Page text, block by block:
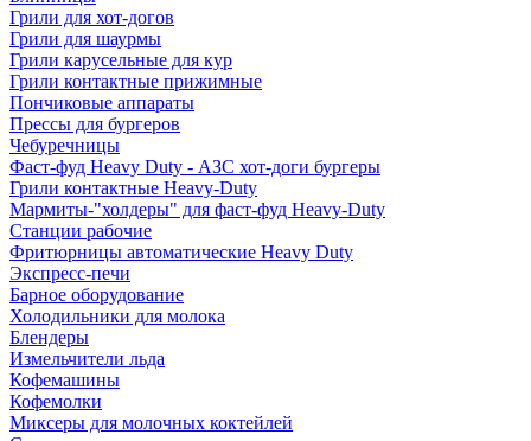
Грили для хот-догов
Грили для шаурмы
Грили карусельные для кур
Грили контактные прижимные
Пончиковые аппараты
Прессы для бургеров
Чебуречницы
Фаст-фуд Heavy Duty - АЗС хот-доги бургеры
Грили контактные Heavy-Duty
Мармиты-"холдеры" для фаст-фуд Heavy-Duty
Станции рабочие
Фритюрницы автоматические Heavy Duty
Экспресс-печи
Барное оборудование
Холодильники для молока
Блендеры
Измельчители льда
Кофемашины
Кофемолки
Миксеры для молочных коктейлей